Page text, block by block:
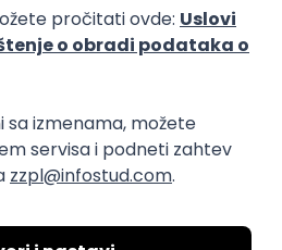
Za medije
Kontakt